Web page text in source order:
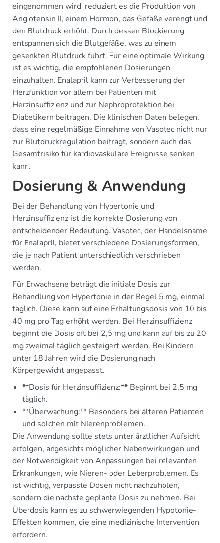
eingenommen wird, reduziert es die Produktion von
Angiotensin II, einem Hormon, das Gefäße verengt und
den Blutdruck erhöht. Durch dessen Blockierung
entspannen sich die Blutgefäße, was zu einem
gesenkten Blutdruck führt. Für eine optimale Wirkung
ist es wichtig, die empfohlenen Dosierungen
einzuhalten. Enalapril kann zur Verbesserung der
Herzfunktion vor allem bei Patienten mit
Herzinsuffizienz und zur Nephroprotektion bei
Diabetikern beitragen. Die klinischen Daten belegen,
dass eine regelmäßige Einnahme von Vasotec nicht nur
zur Blutdruckregulation beiträgt, sondern auch das
Gesamtrisiko für kardiovaskuläre Ereignisse senken
kann.
Dosierung & Anwendung
Bei der Behandlung von Hypertonie und
Herzinsuffizienz ist die korrekte Dosierung von
entscheidender Bedeutung. Vasotec, der Handelsname
für Enalapril, bietet verschiedene Dosierungsformen,
die je nach Patient unterschiedlich verschrieben
werden.
Für Erwachsene beträgt die initiale Dosis zur
Behandlung von Hypertonie in der Regel 5 mg, einmal
täglich. Diese kann auf eine Erhaltungsdosis von 10 bis
40 mg pro Tag erhöht werden. Bei Herzinsuffizienz
beginnt die Dosis oft bei 2,5 mg und kann auf bis zu 20
mg zweimal täglich gesteigert werden. Bei Kindern
unter 18 Jahren wird die Dosierung nach
Körpergewicht angepasst.
**Dosis für Herzinsuffizienz:** Beginnt bei 2,5 mg
täglich.
**Überwachung:** Besonders bei älteren Patienten
und solchen mit Nierenproblemen.
Die Anwendung sollte stets unter ärztlicher Aufsicht
erfolgen, angesichts möglicher Nebenwirkungen und
der Notwendigkeit von Anpassungen bei relevanten
Erkrankungen, wie Nieren- oder Leberproblemen. Es
ist wichtig, verpasste Dosen nicht nachzuholen,
sondern die nächste geplante Dosis zu nehmen. Bei
Überdosis kann es zu schwerwiegenden Hypotonie-
Effekten kommen, die eine medizinische Intervention
erfordern.